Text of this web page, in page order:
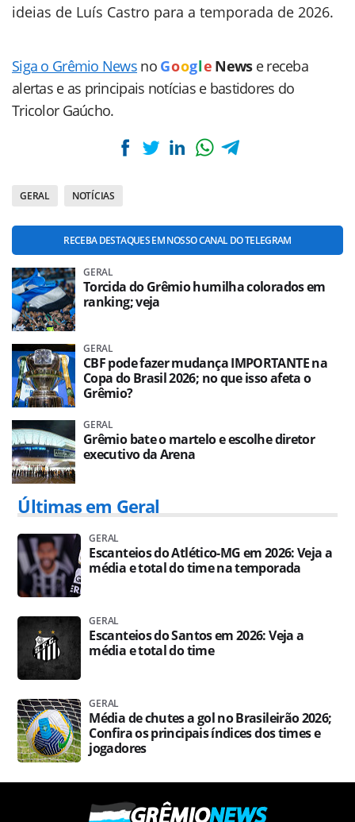
ideias de Luís Castro para a temporada de 2026.
Siga o Grêmio News no Goog le News e receba
alertas e as principais notícias e bastidores do
Tricolor Gaúcho.
GERAL NOTÍCIAS
RECEBA DESTAQUES EM NOSSO CANAL DO TELEGRAM
GERAL
Torcida do Grêmio humilha colorados em
ranking; veja
GERAL
CBF pode fazer mudança IMPORTANTE na
Copa do Brasil 2026; no que isso afeta o
Grêmio?
GERAL
Grêmio bate o martelo e escolhe diretor
executivo da Arena
Últimas em Geral
GERAL
Escanteios do Atlético-MG em 2026: Veja a
média e total do time na temporada
GERAL
Escanteios do Santos em 2026: Veja a
média e total do time
GERAL
Média de chutes a gol no Brasileirão 2026;
Confira os principais índices dos times e
jogadores